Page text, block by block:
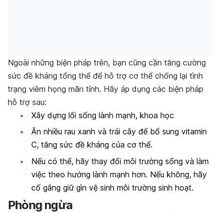
Ngoài những biện pháp trên, bạn cũng cần tăng cường
sức đề kháng tổng thể để hỗ trợ cơ thể chống lại tình
trạng viêm họng mãn tính. Hãy áp dụng các biện pháp
hỗ trợ sau:
Xây dựng lối sống lành mạnh, khoa học
Ăn nhiều rau xanh và trái cây để bổ sung vitamin
C, tăng sức đề kháng của cơ thể.
Nếu có thể, hãy thay đổi môi trường sống và làm
việc theo hướng lành mạnh hơn. Nếu không, hãy
cố gắng giữ gìn vệ sinh môi trường sinh hoạt.
Phòng ngừa